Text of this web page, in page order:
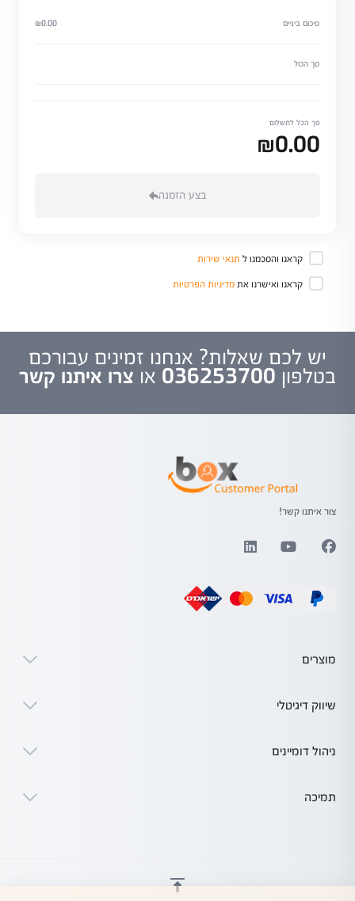
סיכום ביניים ₪0.00
סך הכול
סך הכל לתשלום
₪0.00
בצע הזמנה
קראנו והסכמנו ל תנאי שירות
קראנו ואישרנו את מדיניות הפרטיות
יש לכם שאלות? אנחנו זמינים עבורכם
בטלפון 036253700 או צרו איתנו קשר
צור איתנו קשר!
מוצרים
שיווק דיגיטלי
ניהול דומיינים
תמיכה